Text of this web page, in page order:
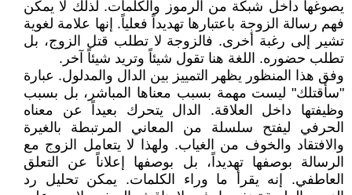
يصوغها داخل شبكة من الرموز والكلمات. لذلك لا يمكن
فهم رسالة الزوجة باعتبارها تهديداً فعلياً. إنها علامة لغوية
تشير إلى رغبة أخرى. فالزوجة لا تطلب قتل الزوج، بل
تطلب حضوره. اللغة هنا تقول شيئاً وتريد شيئاً آخر.
وفق هذا المنظور يظهر التمييز بين الدال والمدلول. عبارة
"سأقتلك" ليست مهمة بسبب معناها المباشر، بل بسبب
وظيفتها داخل العلاقة. الدال يتحرك بعيداً عن معناه
الحرفي ليفتح سلسلة من المعاني المرتبطة بالغيرة
والافتقاد والخوف من الغياب. ولهذا لا يتعامل الزوج مع
الرسالة بوصفها تهديداً، بل بوصفها إعلاناً عن التعلق
العاطفي. إنه يقرأ ما وراء الكلمات. يمكن تحليل رد